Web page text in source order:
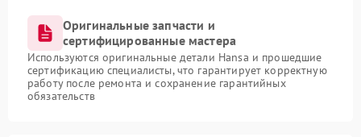
Оригинальные запчасти и
сертифицированные мастера
Используются оригинальные детали Hansa и прошедшие
сертификацию специалисты, что гарантирует корректную
работу после ремонта и сохранение гарантийных
обязательств